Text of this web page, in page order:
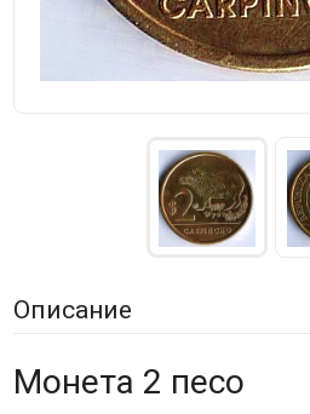
Описание
Монета 2 песо